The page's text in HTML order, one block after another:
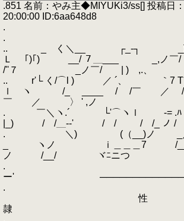
.851 名前：やみ主◆MIYUKi3/ss[] 投稿日
20:00:00 ID:6aa648d8
.
.
.. _ く＼__ ┌_‐┐ _}
Ｌ ｢)｢) __/ ７＿___ _,ノ￣
/''７ _ノ￣/ | ) ,.、
.. r'└ く/⌒l ) ／ ´、 ｀7
ｌ ヽ /_ ____ / /￣ ／
￣ ／ 〉 ' ,ノ
. ￣＼ヽ.´ └'⌒ヽｌ -= .ﾊ
|_) / /＿--' ￣/ / / /_ ノ
. ＼) (（__)ノ _／ノ
_ ヽノ ｉ＿＿＿7 /__/
ノ /__/ ヾﾆニつ
.
ー'
隷